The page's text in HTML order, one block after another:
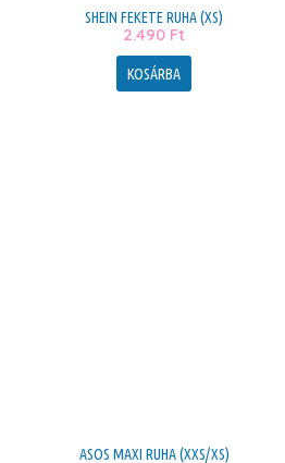
SHEIN FEKETE RUHA (XS)
2.490 Ft
KOSÁRBA
ASOS MAXI RUHA (XXS/XS)